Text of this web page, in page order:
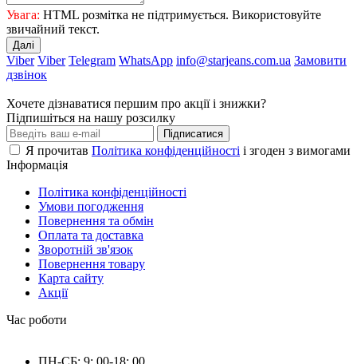
Увага: HTML розмітка не підтримується. Використовуйте
звичайний текст.
Далі
Viber Viber Telegram WhatsApp info@starjeans.com.ua Замовити
дзвінок
Хочете дізнаватися першим про акції і знижки?
Підпишіться на нашу розсилку
Підписатися
Я прочитав Політика конфіденційності і згоден з вимогами
Інформація
Політика конфіденційності
Умови погодження
Повернення та обмін
Оплата та доставка
Зворотній зв'язок
Повернення товару
Карта сайту
Акції
Час роботи
ПН-СБ: 9: 00-18: 00